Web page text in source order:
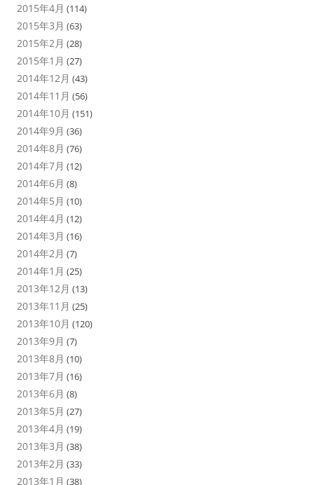
2015年4月 (114)
2015年3月 (63)
2015年2月 (28)
2015年1月 (27)
2014年12月 (43)
2014年11月 (56)
2014年10月 (151)
2014年9月 (36)
2014年8月 (76)
2014年7月 (12)
2014年6月 (8)
2014年5月 (10)
2014年4月 (12)
2014年3月 (16)
2014年2月 (7)
2014年1月 (25)
2013年12月 (13)
2013年11月 (25)
2013年10月 (120)
2013年9月 (7)
2013年8月 (10)
2013年7月 (16)
2013年6月 (8)
2013年5月 (27)
2013年4月 (19)
2013年3月 (38)
2013年2月 (33)
2013年1月 (38)